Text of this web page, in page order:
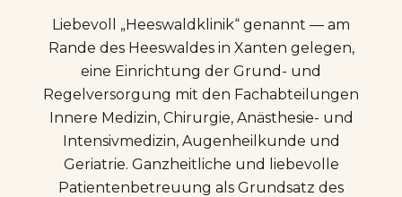
Liebevoll „Heeswaldklinik“ genannt — am
Rande des Heeswaldes in Xanten gelegen,
eine Einrichtung der Grund- und
Regelversorgung mit den Fachabteilungen
Innere Medizin, Chirurgie, Anästhesie- und
Intensivmedizin, Augenheilkunde und
Geriatrie. Ganzheitliche und liebevolle
Patientenbetreuung als Grundsatz des